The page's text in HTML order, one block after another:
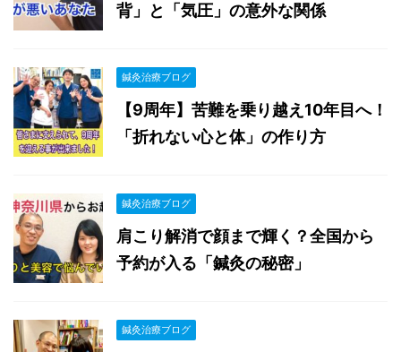
背」と「気圧」の意外な関係
鍼灸治療ブログ
【9周年】苦難を乗り越え10年目へ！
「折れない心と体」の作り方
鍼灸治療ブログ
肩こり解消で顔まで輝く？全国から
予約が入る「鍼灸の秘密」
鍼灸治療ブログ